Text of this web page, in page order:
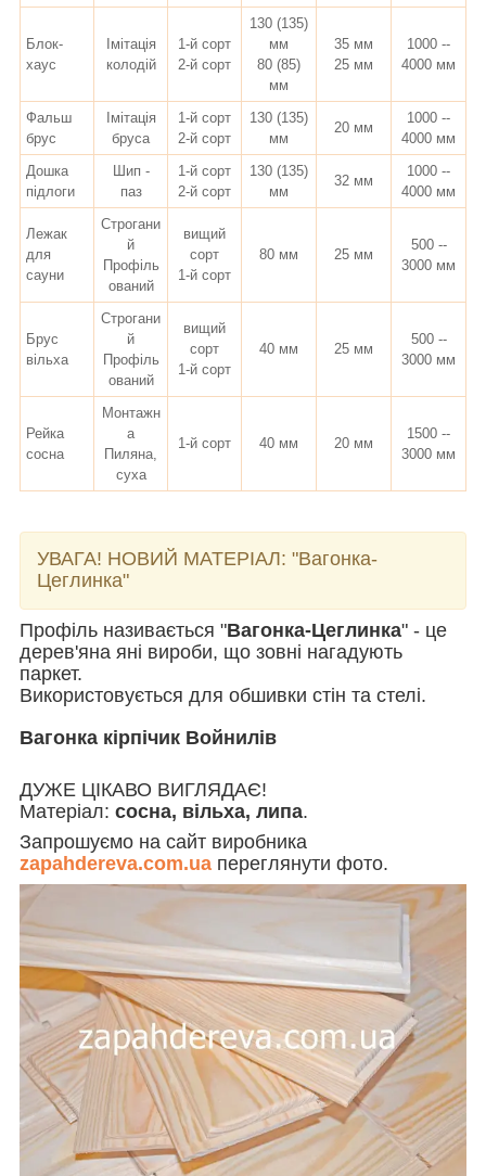
Блок-
хаус
Імітація
колодій
1-й сорт
2-й сорт
130 (135)
мм
80 (85)
мм
35 мм
25 мм
1000 --
4000 мм
Фальш
брус
Імітація
бруса
1-й сорт
2-й сорт
130 (135)
мм
20 мм
1000 --
4000 мм
Дошка
підлоги
Шип -
паз
1-й сорт
2-й сорт
130 (135)
мм
32 мм
1000 --
4000 мм
Лежак
для
сауни
Строгани
й
Профіль
ований
вищий
сорт
1-й сорт
80 мм 25 мм
500 --
3000 мм
Брус
вільха
Строгани
й
Профіль
ований
вищий
сорт
1-й сорт
40 мм 25 мм
500 --
3000 мм
Рейка
сосна
Монтажн
а
Пиляна,
суха
1-й сорт 40 мм 20 мм
1500 --
3000 мм
УВАГА! НОВИЙ МАТЕРІАЛ: "Вагонка-
Цеглинка"
Профіль називається "Вагонка-Цеглинка" - це
дерев'яна яні вироби, що зовні нагадують
паркет.
Використовується для обшивки стін та стелі.
Вагонка кірпічик Войнилів
ДУЖЕ ЦІКАВО ВИГЛЯДАЄ!
Матеріал: сосна, вільха, липа.
Запрошуємо на сайт виробника
zapahdereva.com.ua переглянути фото.